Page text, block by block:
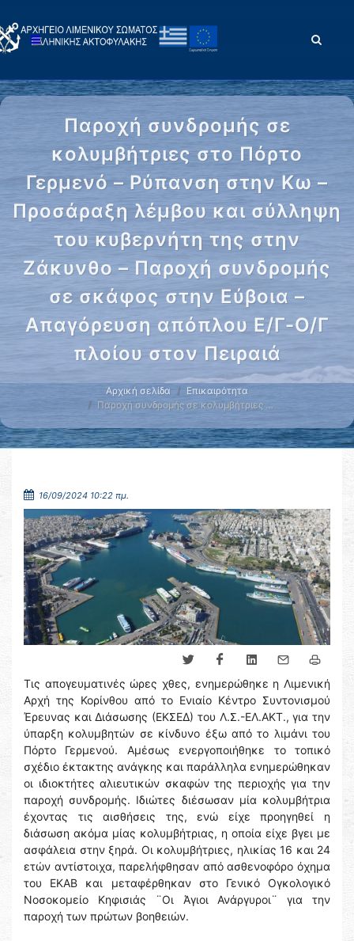
Παροχή συνδρομής σε
κολυμβήτριες στο Πόρτο
Γερμενό – Ρύπανση στην Κω –
Προσάραξη λέμβου και σύλληψη
του κυβερνήτη της στην
Ζάκυνθο – Παροχή συνδρομής
σε σκάφος στην Εύβοια –
Απαγόρευση απόπλου Ε/Γ-Ο/Γ
πλοίου στον Πειραιά
Αρχική σελίδα
Επικαιρότητα
Παροχή συνδρομής σε κολυμβήτριες …
16/09/2024 10:22 πμ.
Τις απογευματινές ώρες χθες, ενημερώθηκε η Λιμενική
Αρχή της Κορίνθου από το Ενιαίο Κέντρο Συντονισμού
Έρευνας και Διάσωσης (ΕΚΣΕΔ) του Λ.Σ.-ΕΛ.ΑΚΤ., για την
ύπαρξη κολυμβητών σε κίνδυνο έξω από το λιμάνι του
Πόρτο Γερμενού. Αμέσως ενεργοποιήθηκε το τοπικό
σχέδιο έκτακτης ανάγκης και παράλληλα ενημερώθηκαν
οι ιδιοκτήτες αλιευτικών σκαφών της περιοχής για την
παροχή συνδρομής. Ιδιώτες διέσωσαν μία κολυμβήτρια
έχοντας τις αισθήσεις της, ενώ είχε προηγηθεί η
διάσωση ακόμα μίας κολυμβήτριας, η οποία είχε βγει με
ασφάλεια στην ξηρά. Οι κολυμβήτριες, ηλικίας 16 και 24
ετών αντίστοιχα, παρελήφθησαν από ασθενοφόρο όχημα
του ΕΚΑΒ και μεταφέρθηκαν στο Γενικό Ογκολογικό
Νοσοκομείο Κηφισιάς ¨Οι Άγιοι Ανάργυροι¨ για την
παροχή των πρώτων βοηθειών.